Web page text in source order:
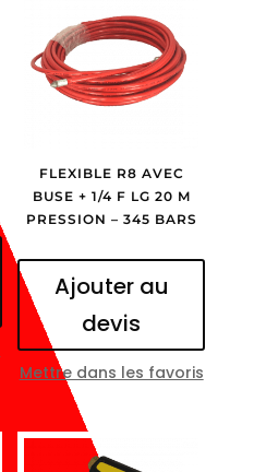
FLEXIBLE R8 AVEC
BUSE + 1/4 F LG 20 M
PRESSION – 345 BARS
Ajouter au
devis
Mettre dans les favoris